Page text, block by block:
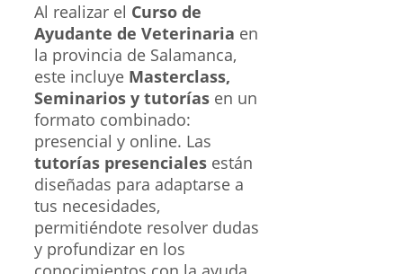
Al realizar el Curso de
Ayudante de Veterinaria en
la provincia de Salamanca,
este incluye Masterclass,
Seminarios y tutorías en un
formato combinado:
presencial y online. Las
tutorías presenciales están
diseñadas para adaptarse a
tus necesidades,
permitiéndote resolver dudas
y profundizar en los